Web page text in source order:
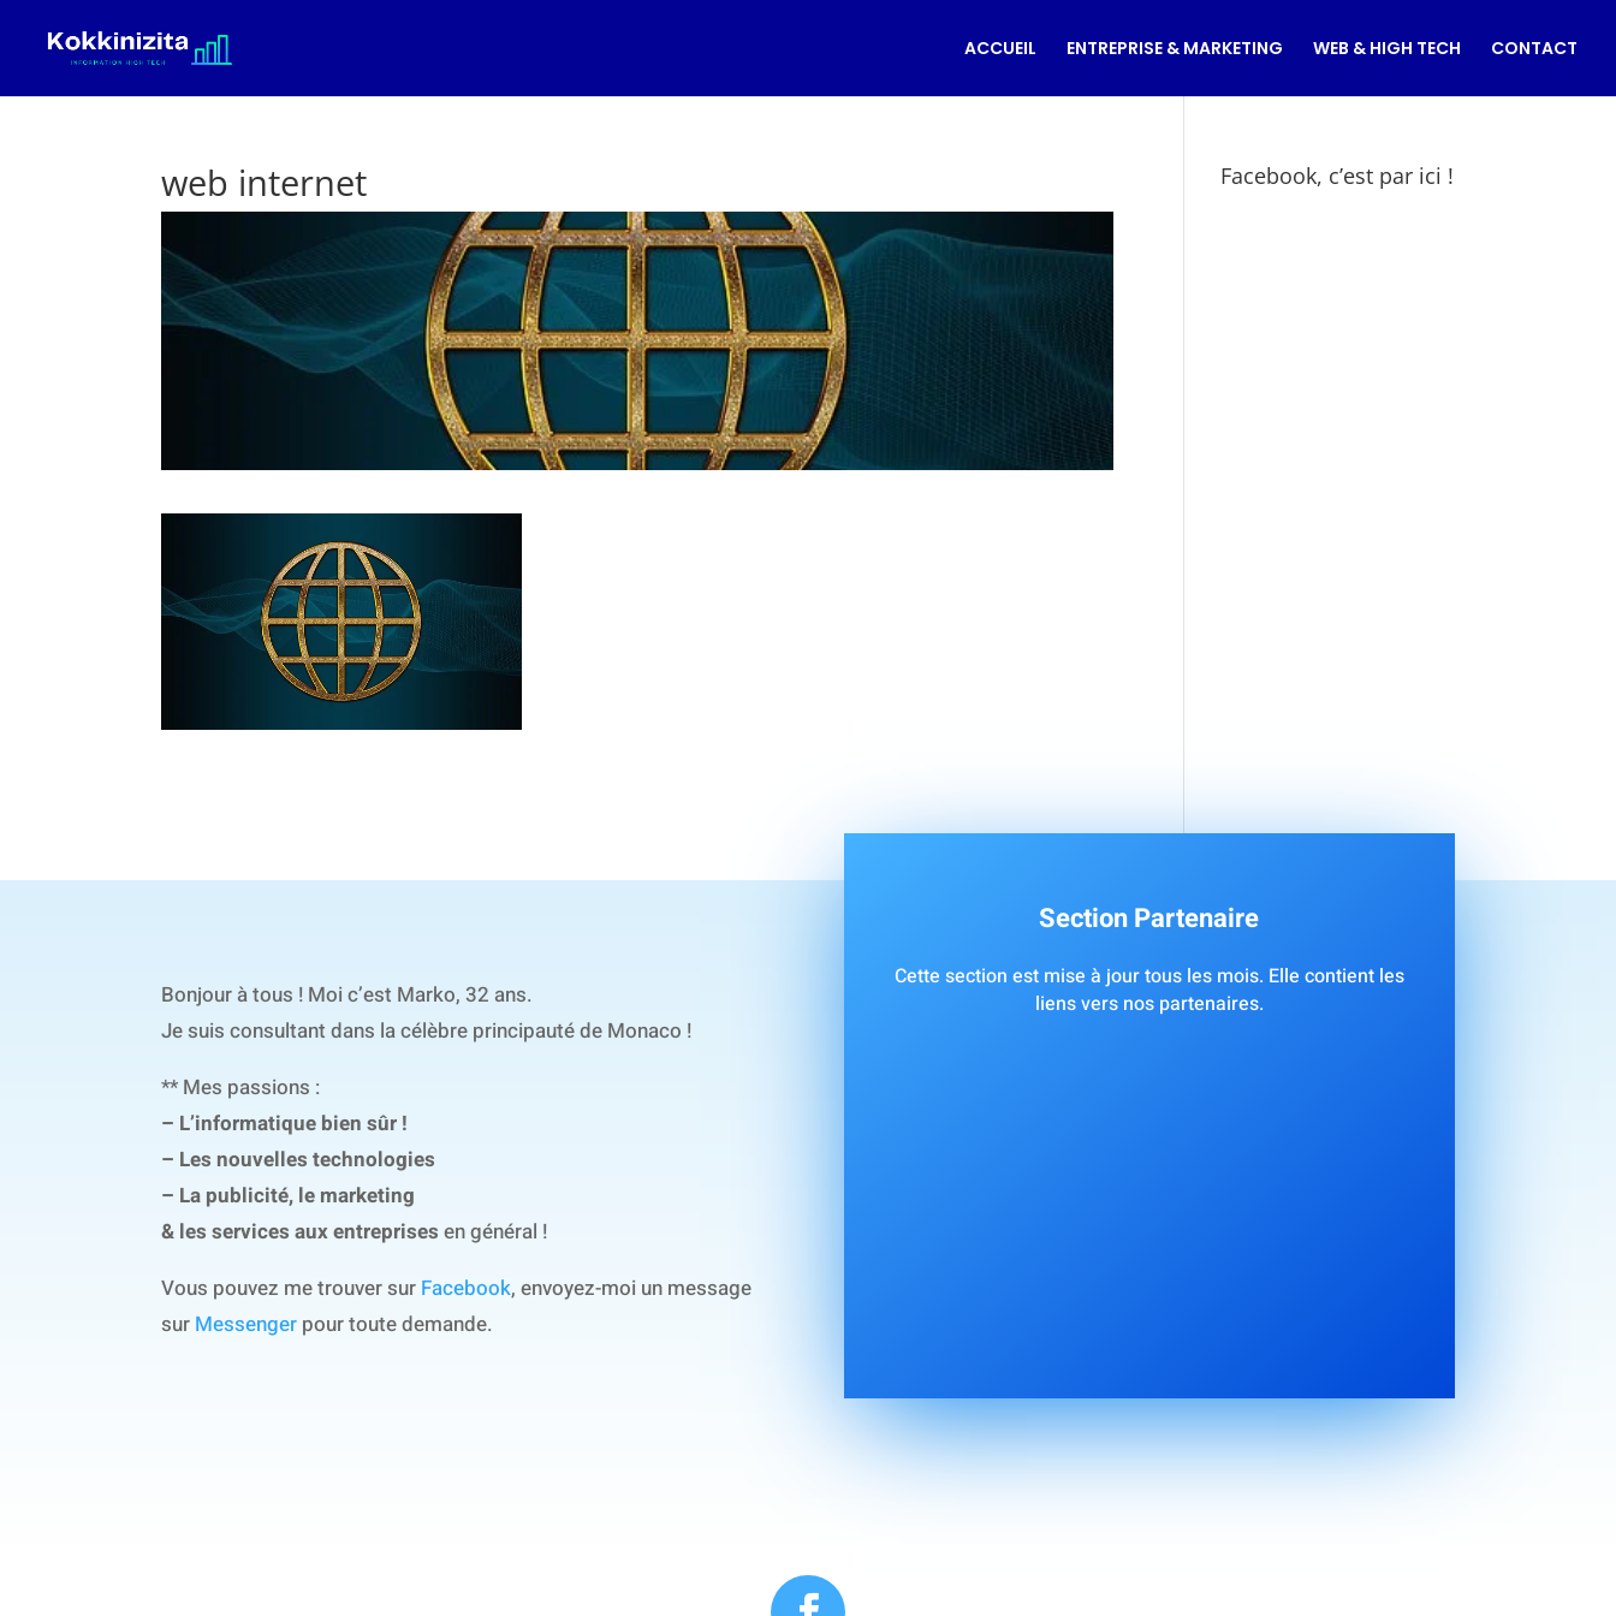
ACCUEIL ENTREPRISE & MARKETING WEB & HIGH TECH CONTACT
web internet Facebook, c’est par ici !
Bonjour à tous ! Moi c’est Marko, 32 ans.
Je suis consultant dans la célèbre principauté de Monaco !
** Mes passions :
– L’informatique bien sûr !
– Les nouvelles technologies
– La publicité, le marketing
& les services aux entreprises en général !
Vous pouvez me trouver sur Facebook, envoyez-moi un message
sur Messenger pour toute demande.
Section Partenaire
Cette section est mise à jour tous les mois. Elle contient les
liens vers nos partenaires.